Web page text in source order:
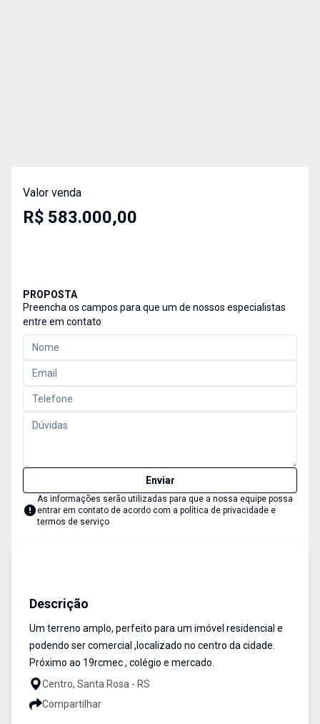
Valor venda
R$ 583.000,00
PROPOSTA
Preencha os campos para que um de nossos especialistas
entre em contato
Enviar
As informações serão utilizadas para que a nossa equipe possa
entrar em contato de acordo com a política de privacidade e
termos de serviço
Descrição
Um terreno amplo, perfeito para um imóvel residencial e
podendo ser comercial ,localizado no centro da cidade.
Próximo ao 19rcmec , colégio e mercado.
Centro, Santa Rosa - RS
Compartilhar